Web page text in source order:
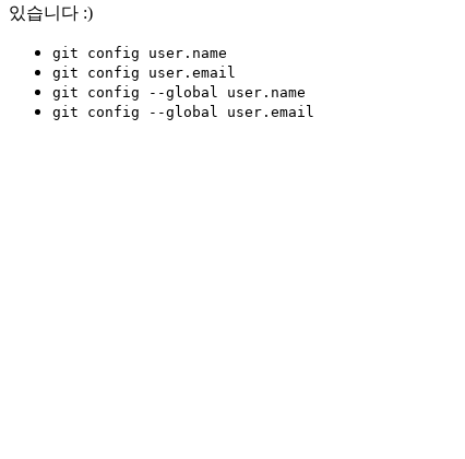
있습니다 :)
git config user.name
git config user.email
git config --global user.name
git config --global user.email